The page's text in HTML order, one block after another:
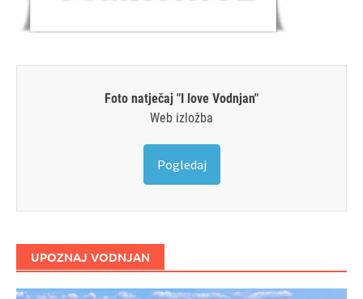
Foto natječaj "I love Vodnjan"
Web izložba
Pogledaj
UPOZNAJ VODNJAN